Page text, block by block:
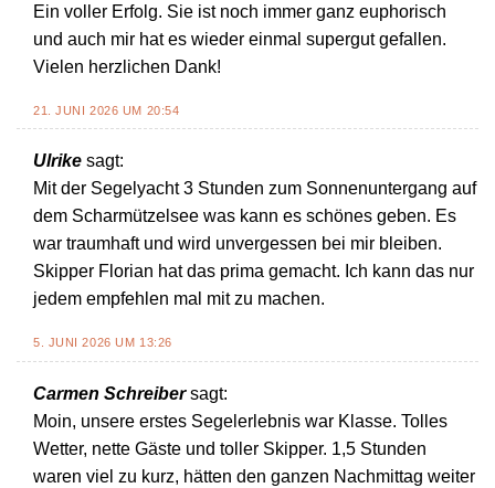
Ein voller Erfolg. Sie ist noch immer ganz euphorisch
und auch mir hat es wieder einmal supergut gefallen.
Vielen herzlichen Dank!
21. JUNI 2026 UM 20:54
Ulrike sagt:
Mit der Segelyacht 3 Stunden zum Sonnenuntergang auf
dem Scharmützelsee was kann es schönes geben. Es
war traumhaft und wird unvergessen bei mir bleiben.
Skipper Florian hat das prima gemacht. Ich kann das nur
jedem empfehlen mal mit zu machen.
5. JUNI 2026 UM 13:26
Carmen Schreiber sagt:
Moin, unsere erstes Segelerlebnis war Klasse. Tolles
Wetter, nette Gäste und toller Skipper. 1,5 Stunden
waren viel zu kurz, hätten den ganzen Nachmittag weiter